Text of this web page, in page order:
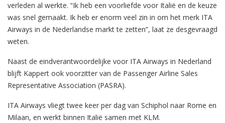
verleden al werkte. “Ik heb een voorliefde voor Italië en de keuze
was snel gemaakt. Ik heb er enorm veel zin in om het merk ITA
Airways in de Nederlandse markt te zetten”, laat ze desgevraagd
weten.
Naast de eindverantwoordelijke voor ITA Airways in Nederland
blijft Kappert ook voorzitter van de Passenger Airline Sales
Representative Association (PASRA).
ITA Airways vliegt twee keer per dag van Schiphol naar Rome en
Milaan, en werkt binnen Italië samen met KLM.